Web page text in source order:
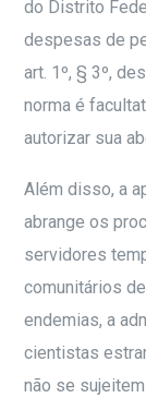
do Distrito
despesas de
art. 1º, § 3º,
norma é
autorizar sua
Além disso, a
abrange os
servidores
comunitários
endemias, a
cientistas
não se